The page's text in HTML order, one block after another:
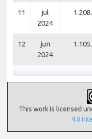
11
jul
2024
12
jun
2024
This work is licensed
4.0